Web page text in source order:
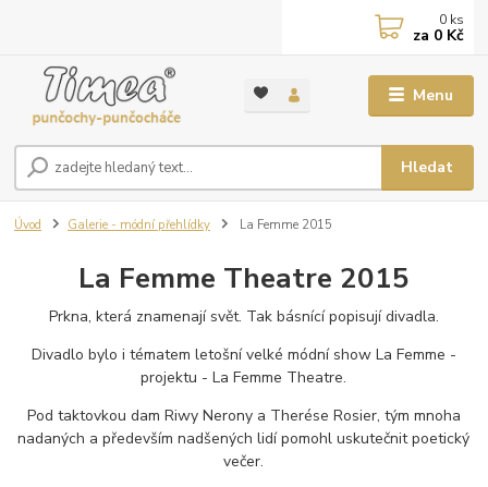
Menu
Hledat
0 ks
za 0 Kč
Úvod Galerie - módní přehlídky La Femme 2015
La Femme Theatre 2015
Prkna, která znamenají svět. Tak básnící popisují divadla.
Divadlo bylo i tématem letošní velké módní show La Femme -
projektu - La Femme Theatre.
Pod taktovkou dam Riwy Nerony a Therése Rosier, tým mnoha
nadaných a především nadšených lidí pomohl uskutečnit poetický
večer.